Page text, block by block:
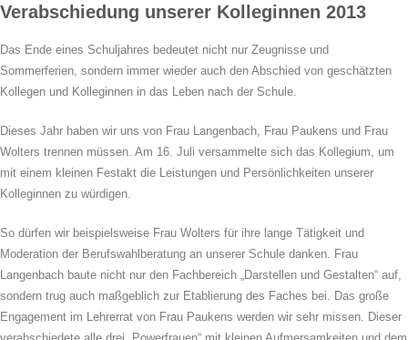
Verabschiedung unserer Kolleginnen 2013
Das Ende eines Schuljahres bedeutet nicht nur Zeugnisse und
Sommerferien, sondern immer wieder auch den Abschied von geschätzten
Kollegen und Kolleginnen in das Leben nach der Schule.
Dieses Jahr haben wir uns von Frau Langenbach, Frau Paukens und Frau
Wolters trennen müssen. Am 16. Juli versammelte sich das Kollegium, um
mit einem kleinen Festakt die Leistungen und Persönlichkeiten unserer
Kolleginnen zu würdigen.
So dürfen wir beispielsweise Frau Wolters für ihre lange Tätigkeit und
Moderation der Berufswahlberatung an unserer Schule danken. Frau
Langenbach baute nicht nur den Fachbereich „Darstellen und Gestalten“ auf,
sondern trug auch maßgeblich zur Etablierung des Faches bei. Das große
Engagement im Lehrerrat von Frau Paukens werden wir sehr missen. Dieser